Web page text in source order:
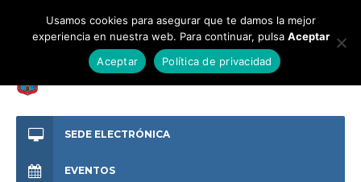
SEDE ELECTRÓNICA
EVENTOS
Usamos cookies para asegurar que te damos la mejor
experiencia en nuestra web. Para continuar, pulsa Aceptar
Aceptar
Política de privacidad